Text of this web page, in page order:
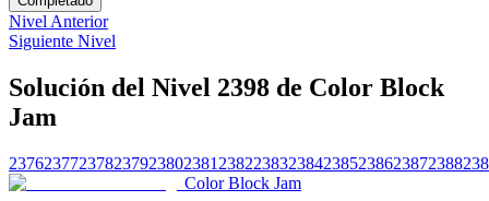
Nivel Anterior
Siguiente Nivel
Solución del Nivel 2398 de Color Block
Jam
237623772378237923802381 2382238323842385238623872388
Color Block Jam